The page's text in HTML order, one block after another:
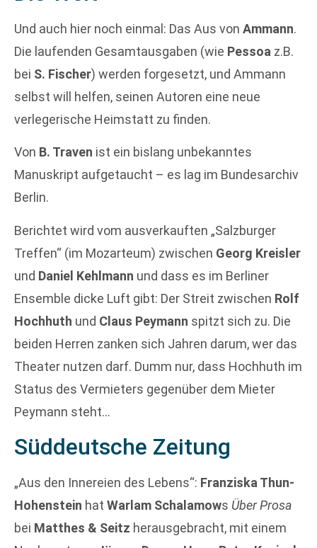
Und auch hier noch einmal: Das Aus von Ammann.
Die laufenden Gesamtausgaben (wie Pessoa z.B.
bei S. Fischer) werden forgesetzt, und Ammann
selbst will helfen, seinen Autoren eine neue
verlegerische Heimstatt zu finden.
Von B. Traven ist ein bislang unbekanntes
Manuskript aufgetaucht – es lag im Bundesarchiv
Berlin.
Berichtet wird vom ausverkauften „Salzburger
Treffen“ (im Mozarteum) zwischen Georg Kreisler
und Daniel Kehlmann und dass es im Berliner
Ensemble dicke Luft gibt: Der Streit zwischen Rolf
Hochhuth und Claus Peymann spitzt sich zu. Die
beiden Herren zanken sich Jahren darum, wer das
Theater nutzen darf. Dumm nur, dass Hochhuth im
Status des Vermieters gegenüber dem Mieter
Peymann steht…
Süddeutsche Zeitung
„Aus den Innereien des Lebens“: Franziska Thun-
Hohenstein hat Warlam Schalamows Über Prosa
bei Matthes & Seitz herausgebracht, mit einem